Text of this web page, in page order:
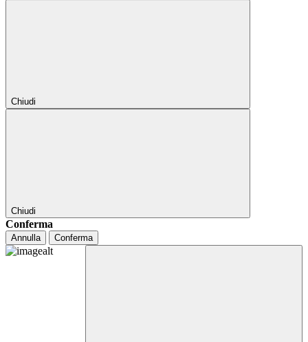
Chiudi
Chiudi
Conferma
Annulla Conferma